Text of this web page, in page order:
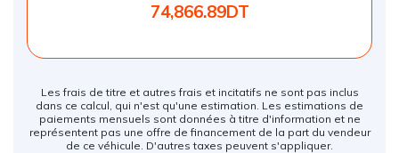
74,866.89DT
Les frais de titre et autres frais et incitatifs ne sont pas inclus
dans ce calcul, qui n'est qu'une estimation. Les estimations de
paiements mensuels sont données à titre d'information et ne
représentent pas une offre de financement de la part du vendeur
de ce véhicule. D'autres taxes peuvent s'appliquer.